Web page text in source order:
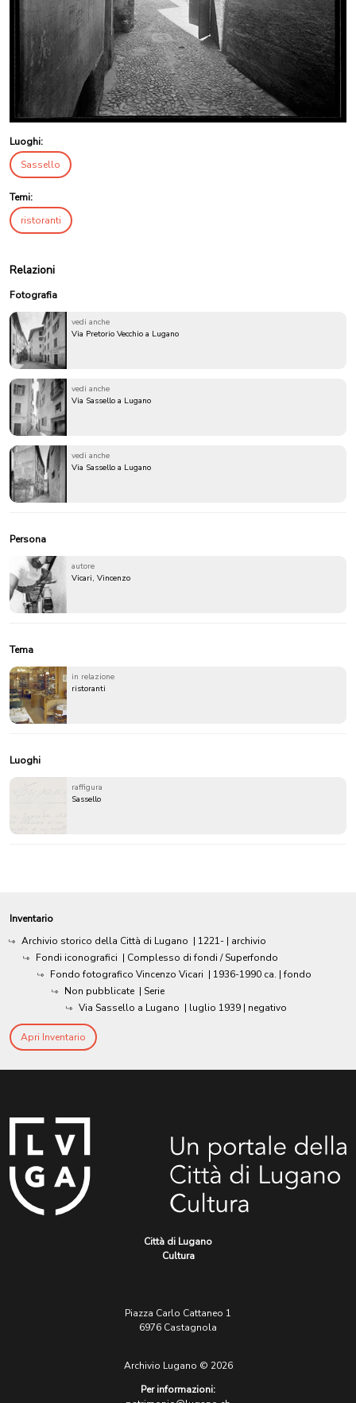
Luoghi:
Sassello
Temi:
ristoranti
Relazioni
Fotografia
vedi anche
Via Pretorio Vecchio a Lugano
vedi anche
Via Sassello a Lugano
vedi anche
Via Sassello a Lugano
Persona
autore
Vicari, Vincenzo
Tema
in relazione
ristoranti
Luoghi
raffigura
Sassello
Inventario
Archivio storico della Città di Lugano | 1221- | archivio
Fondi iconografici | Complesso di fondi / Superfondo
Fondo fotografico Vincenzo Vicari | 1936-1990 ca. | fondo
Non pubblicate | Serie
Via Sassello a Lugano | luglio 1939 | negativo
Apri Inventario
Città di Lugano
Cultura
Piazza Carlo Cattaneo 1
6976 Castagnola
Archivio Lugano © 2026
Per informazioni: